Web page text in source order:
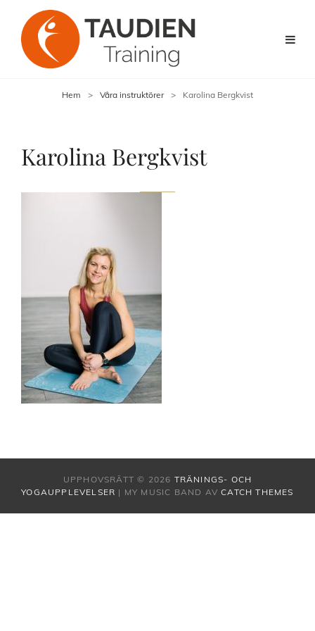
Hem > Våra instruktörer > Karolina Bergkvist
Karolina Bergkvist
UPPHOVSRÄTT © 2026 TRÄNINGS- OCH
YOGAUPPLEVELSER | MY MUSIC BAND AVCATCH THEMES